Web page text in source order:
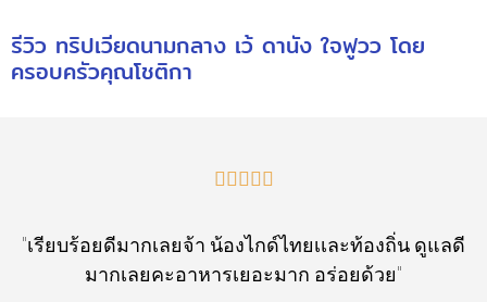
รีวิว ทริปเวียดนามกลาง เว้ ดานัง ใจฟูวว โดย
ครอบครัวคุณโชติกา
    
"เรียบร้อยดีมากเลยจ้า น้องไกด์ไทยเเละท้องถิ่น ดูแลดี
มากเลยคะอาหารเยอะมาก อร่อยด้วย"